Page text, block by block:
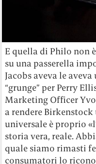
E quella di Philo non
su una passerella
Jacobs aveva le
“grunge” per Perry
Marketing Officer
a rendere
universale è proprio
storia vera, reale.
quale siamo rimasti
consumatori lo